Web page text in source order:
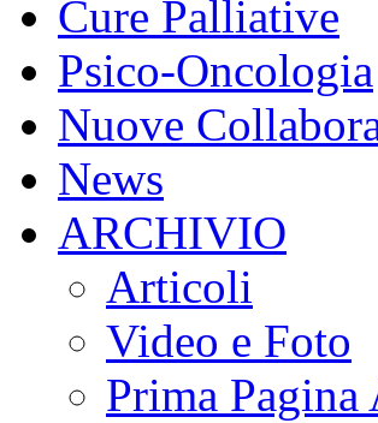
Cure Palliative
Psico-Oncologia
Nuove
News
ARCHIVIO
Articoli
Video e Foto
Prima